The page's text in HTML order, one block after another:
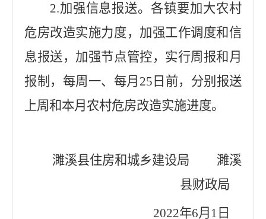
2.加强信息报送。各镇要加大农村
危房改造实施力度，加强工作调度和信
息报送，加强节点管控，实行周报和月
报制，每周一、每月 25 日前，分别报送
上周和本月农村危房改造实施进度。
濉溪县住房和城乡建设局
濉溪
县财政局
2022年6月 1 日